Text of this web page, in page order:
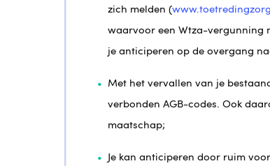
zich melden (
waarvoor een Wtza-vergunning
je anticiperen op de overgang
Met het vervallen van je
verbonden AGB-codes. Ook
maatschap;
Je kan anticiperen door ruim